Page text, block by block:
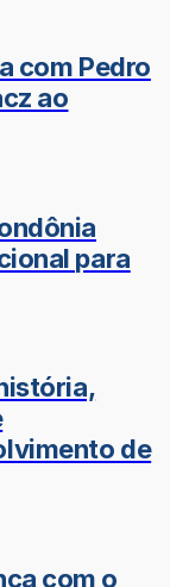
com Pedro
ao
para
de
com o